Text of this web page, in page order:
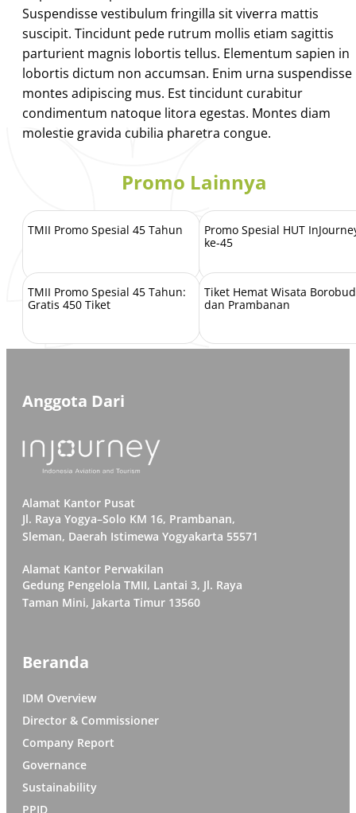
Suspendisse vestibulum fringilla sit viverra mattis
suscipit. Tincidunt pede rutrum mollis etiam sagittis
parturient magnis lobortis tellus. Elementum sapien in
lobortis dictum non accumsan. Enim urna suspendisse
montes adipiscing mus. Est tincidunt curabitur
condimentum natoque litora egestas. Montes diam
molestie gravida cubilia pharetra congue.
Promo Lainnya
TMII Promo Spesial 45 Tahun
Promo Spesial HUT
ke-45
TMII Promo Spesial 45 Tahun:
Gratis 450 Tiket
Tiket Hemat Wisata
dan Prambanan
Anggota Dari
Alamat Kantor Pusat
Jl. Raya Yogya–Solo KM 16, Prambanan,
Sleman, Daerah Istimewa Yogyakarta 55571
Alamat Kantor Perwakilan
Gedung Pengelola TMII, Lantai 3, Jl. Raya
Taman Mini, Jakarta Timur 13560
Beranda
IDM Overview
Director & Commissioner
Company Report
Governance
Sustainability
PPID